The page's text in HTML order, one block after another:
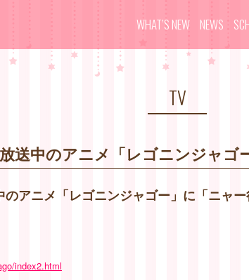
WHAT’S NEW NEWS
TV
送中のアニメ「レゴニンジャゴ
アニメ「レゴニンジャゴー」に「ニャ
index2.html